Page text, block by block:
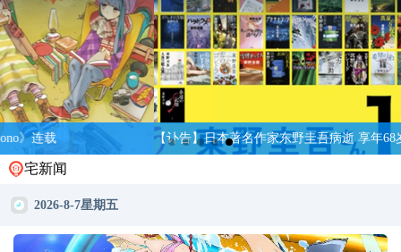
【讣告】日本著名作家东野圭吾病逝 享年68岁
宅新闻
2026-8-7星期五